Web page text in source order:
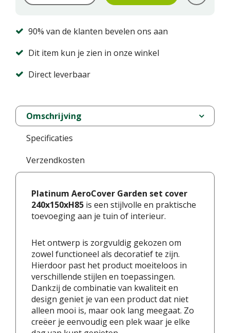
90% van de klanten bevelen ons aan
Dit item kun je zien in onze winkel
Direct leverbaar
Omschrijving
Specificaties
Verzendkosten
Platinum AeroCover Garden set cover
240x150xH85 is een stijlvolle en praktische
toevoeging aan je tuin of interieur.
Het ontwerp is zorgvuldig gekozen om
zowel functioneel als decoratief te zijn.
Hierdoor past het product moeiteloos in
verschillende stijlen en toepassingen.
Dankzij de combinatie van kwaliteit en
design geniet je van een product dat niet
alleen mooi is, maar ook lang meegaat. Zo
creëer je eenvoudig een plek waar je elke